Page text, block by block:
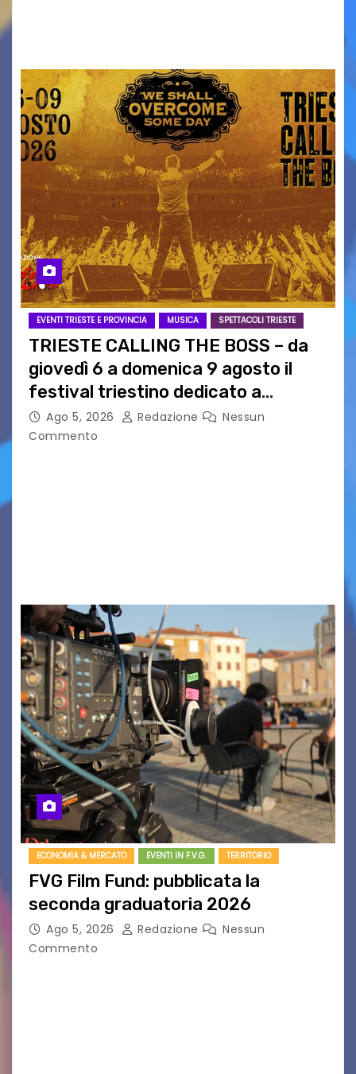
EVENTI TRIESTE E PROVINCIA MUSICA SPETTACOLI TRIESTE
TRIESTE CALLING THE BOSS – da
giovedì 6 a domenica 9 agosto il
festival triestino dedicato a
Springsteen
Ago 5, 2026 Redazione
Nessun
Commento
ECONOMIA & MERCATO EVENTI IN F.V.G. TERRITORIO
FVG Film Fund: pubblicata la
seconda graduatoria 2026
Ago 5, 2026 Redazione
Nessun
Commento